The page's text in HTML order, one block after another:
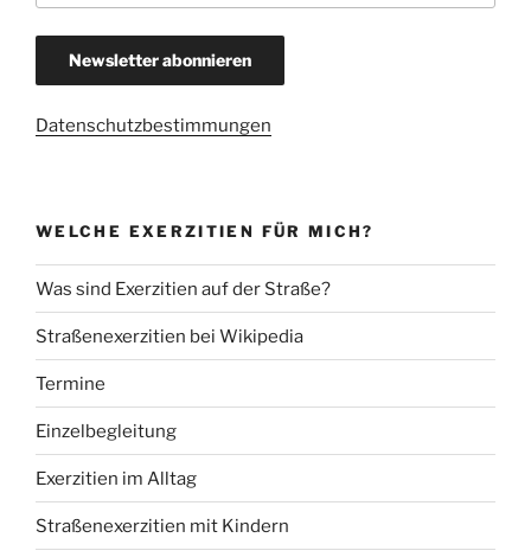
Datenschutzbestimmungen
WELCHE EXERZITIEN FÜR MICH?
Was sind Exerzitien auf der Straße?
Straßenexerzitien bei Wikipedia
Termine
Einzelbegleitung
Exerzitien im Alltag
Straßenexerzitien mit Kindern